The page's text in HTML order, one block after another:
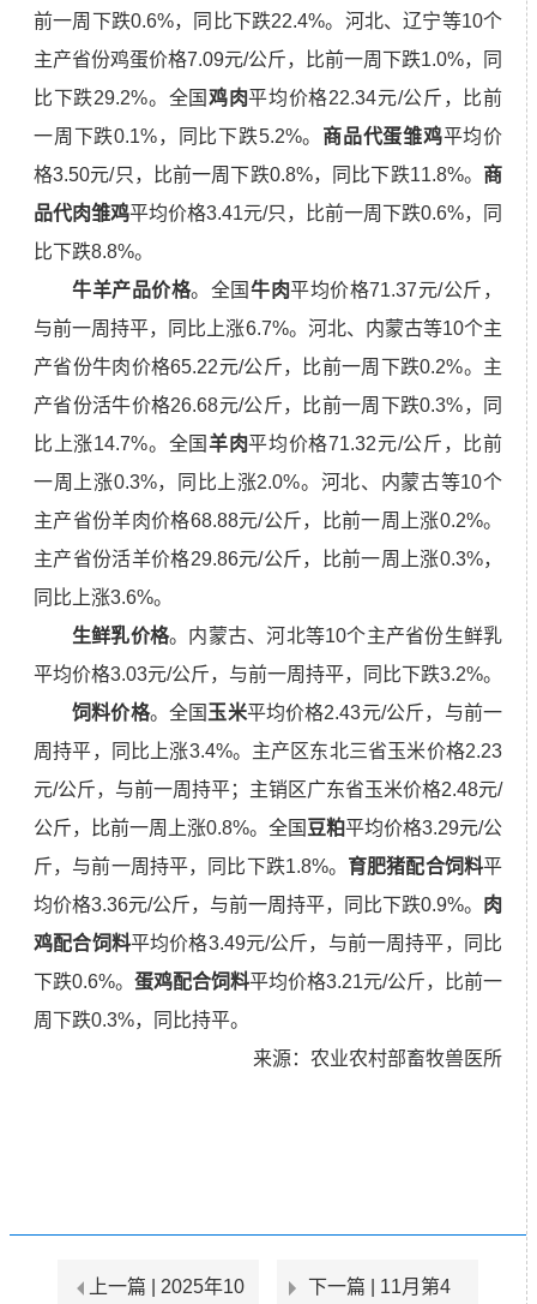
前一周下跌0.6%，同比下跌22.4%。河北、辽宁等10个
主产省份鸡蛋价格7.09元/公斤，比前一周下跌1.0%，同
比下跌29.2%。全国 鸡肉平均价格22.34元/公斤，比前
一周下跌0.1%，同比下跌5.2%。 商品代蛋雏鸡平均价
格3.50元/只，比前一周下跌0.8%，同比下跌11.8%。 商
品代肉雏鸡平均价格3.41元/只，比前一周下跌0.6%，同
比下跌8.8%。
牛羊产品价格。全国 牛肉平均价格71.37元/公斤，
与前一周持平，同比上涨6.7%。河北、内蒙古等10个主
产省份牛肉价格65.22元/公斤，比前一周下跌0.2%。主
产省份活牛价格26.68元/公斤，比前一周下跌0.3%，同
比上涨14.7%。全国 羊肉平均价格71.32元/公斤，比前
一周上涨0.3%，同比上涨2.0%。河北、内蒙古等10个
主产省份羊肉价格68.88元/公斤，比前一周上涨0.2%。
主产省份活羊价格29.86元/公斤，比前一周上涨0.3%，
同比上涨3.6%。
生鲜乳价格。内蒙古、河北等10个主产省份生鲜乳
平均价格3.03元/公斤，与前一周持平，同比下跌3.2%。
饲料价格。全国 玉米平均价格2.43元/公斤，与前一
周持平，同比上涨3.4%。主产区东北三省玉米价格2.23
元/公斤，与前一周持平；主销区广东省玉米价格2.48元/
公斤，比前一周上涨0.8%。全国 豆粕平均价格3.29元/公
斤，与前一周持平，同比下跌1.8%。 育肥猪配合饲料平
均价格3.36元/公斤，与前一周持平，同比下跌0.9%。
肉
鸡配合饲料平均价格3.49元/公斤，与前一周持平，同比
下跌0.6%。 蛋鸡配合饲料平均价格3.21元/公斤，比前一
周下跌0.3%，同比持平。
来源：农业农村部畜牧兽医所
上一篇 | 2025年10
下一篇 | 11月第4